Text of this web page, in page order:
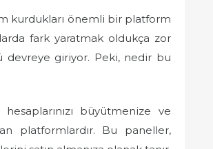
kurdukları önemli bir platform
fark yaratmak oldukça zor
devreye giriyor. Peki, nedir bu
büyütmenize ve
platformlardır. Bu paneller,